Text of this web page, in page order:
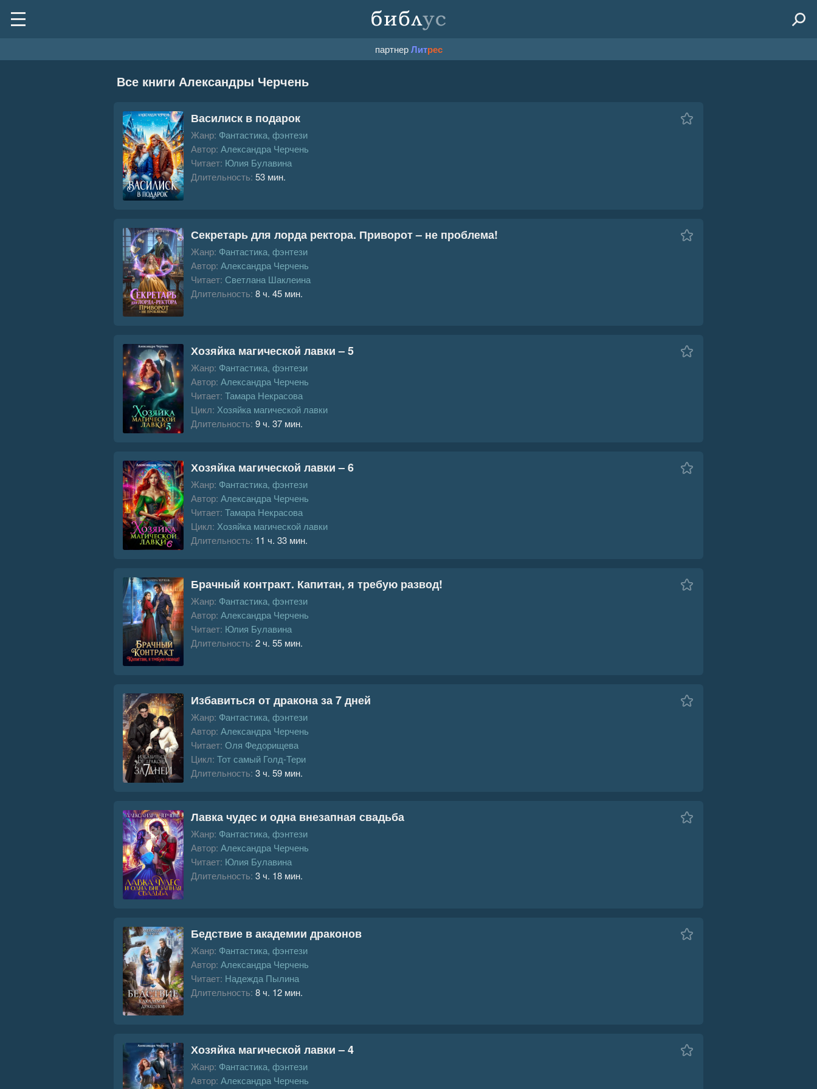
партнерЛитрес
Все книги Александры Черчень
Василиск в подарок
Жанр: Фантастика, фэнтези
Автор: Александра Черчень
Читает: Юлия Булавина
Длительность: 53 мин.
Секретарь для лорда ректора. Приворот – не проблема!
Жанр: Фантастика, фэнтези
Автор: Александра Черчень
Читает: Светлана Шаклеина
Длительность: 8 ч. 45 мин.
Хозяйка магической лавки – 5
Жанр: Фантастика, фэнтези
Автор: Александра Черчень
Читает: Тамара Некрасова
Цикл: Хозяйка магической лавки
Длительность: 9 ч. 37 мин.
Хозяйка магической лавки – 6
Жанр: Фантастика, фэнтези
Автор: Александра Черчень
Читает: Тамара Некрасова
Цикл: Хозяйка магической лавки
Длительность: 11 ч. 33 мин.
Брачный контракт. Капитан, я требую развод!
Жанр: Фантастика, фэнтези
Автор: Александра Черчень
Читает: Юлия Булавина
Длительность: 2 ч. 55 мин.
Избавиться от дракона за 7 дней
Жанр: Фантастика, фэнтези
Автор: Александра Черчень
Читает: Оля Федорищева
Цикл: Тот самый Голд-Тери
Длительность: 3 ч. 59 мин.
Лавка чудес и одна внезапная свадьба
Жанр: Фантастика, фэнтези
Автор: Александра Черчень
Читает: Юлия Булавина
Длительность: 3 ч. 18 мин.
Бедствие в академии драконов
Жанр: Фантастика, фэнтези
Автор: Александра Черчень
Читает: Надежда Пылина
Длительность: 8 ч. 12 мин.
Хозяйка магической лавки – 4
Жанр: Фантастика, фэнтези
Автор: Александра Черчень